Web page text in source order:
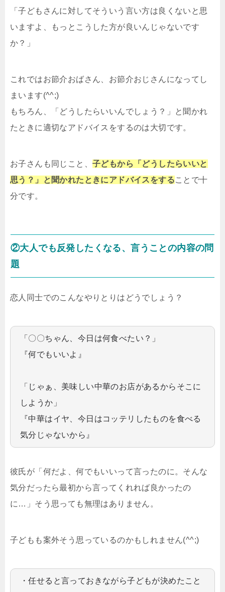
「子どもさんに対してそういう言い方は良くないと思
いますよ、もっとこうした方が良いんじゃないです
か？」
これではお節介おばさん、お節介おじさんになってし
まいます(^^;)
もちろん、「どうしたらいいんでしょう？」と聞かれ
たときに適切なアドバイスをするのは大切です。
お子さんも同じこと、 子どもから「どうしたらいいと
思う？」と聞かれたときにアドバイスをすることで十
分です。
②大人でも反発したくなる、言うことの内容の問
題
恋人同士でのこんなやりとりはどうでしょう？
「〇〇ちゃん、今日は何食べたい？」
『何でもいいよ』
「じゃぁ、美味しい中華のお店があるからそこに
しようか」
『中華はイヤ、今日はコッテリしたものを食べる
気分じゃないから』
彼氏が「何だよ、何でもいいって言ったのに。そんな
気分だったら最初から言ってくれれば良かったの
に…」そう思っても無理はありません。
子どもも案外そう思っているのかもしれません(^^;)
・任せると言っておきながら子どもが決めたこと